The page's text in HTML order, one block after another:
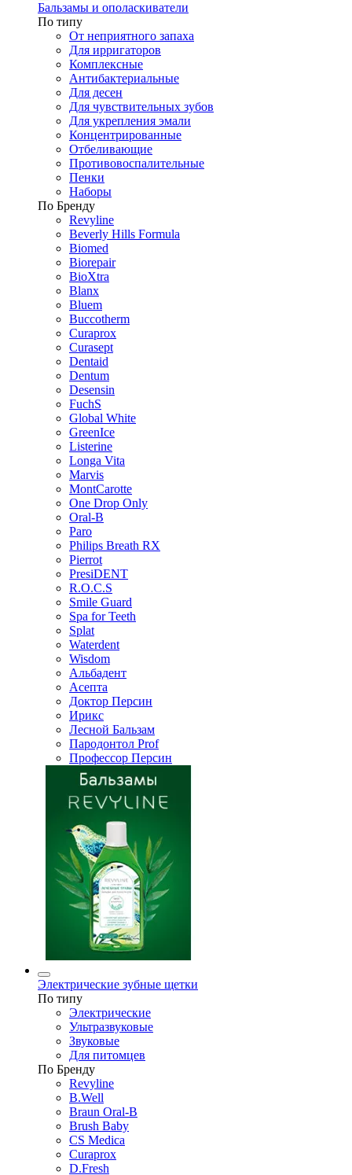
Бальзамы и ополаскиватели
По типу
От неприятного запаха
Для ирригаторов
Комплексные
Антибактериальные
Для десен
Для чувствительных зубов
Для укрепления эмали
Концентрированные
Отбеливающие
Противовоспалительные
Пенки
Наборы
По Бренду
Revyline
Beverly Hills Formula
Biomed
Biorepair
BioXtra
Blanx
Bluem
Buccotherm
Curaprox
Curasept
Dentaid
Dentum
Desensin
FuchS
Global White
GreenIce
Listerine
Longa Vita
Marvis
MontCarotte
One Drop Only
Oral-B
Paro
Philips Breath RX
Pierrot
PresiDENT
R.O.C.S
Smile Guard
Spa for Teeth
Splat
Waterdent
Wisdom
Альбадент
Асепта
Доктор Персин
Ирикс
Лесной Бальзам
Пародонтол Prof
Профессор Персин
Электрические зубные щетки
По типу
Электрические
Ультразвуковые
Звуковые
Для питомцев
По Бренду
Revyline
B.Well
Braun Oral-B
Brush Baby
CS Medica
Curaprox
D.Fresh